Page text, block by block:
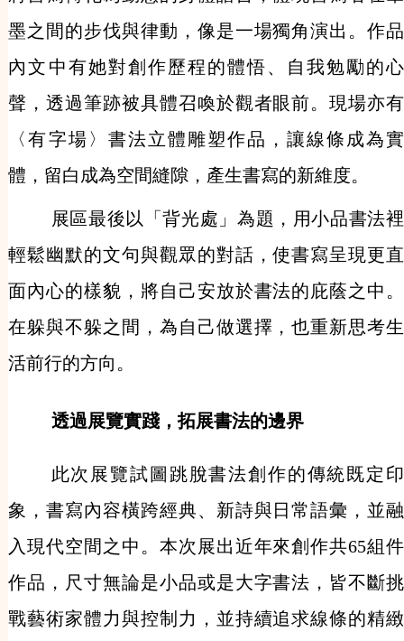
墨之間的步伐與律動，像是一場獨角演出。作品
內文中有她對創作歷程的體悟、自我勉勵的心
聲，透過筆跡被具體召喚於觀者眼前。現場亦有
〈有字場〉書法立體雕塑作品，讓線條成為實
體，留白成為空間縫隙，產生書寫的新維度。
展區最後以「背光處」為題，用小品書法裡
輕鬆幽默的文句與觀眾的對話，使書寫呈現更直
面內心的樣貌，將自己安放於書法的庇蔭之中。
在躲與不躲之間，為自己做選擇，也重新思考生
活前行的方向。
透過展覽實踐，拓展書法的邊界
此次展覽試圖跳脫書法創作的傳統既定印
象，書寫內容橫跨經典、新詩與日常語彙，並融
入現代空間之中。本次展出近年來創作共65組件
作品，尺寸無論是小品或是大字書法，皆不斷挑
戰藝術家體力與控制力，並持續追求線條的精緻